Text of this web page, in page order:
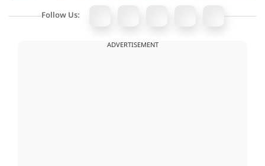
Follow Us:
ADVERTISEMENT